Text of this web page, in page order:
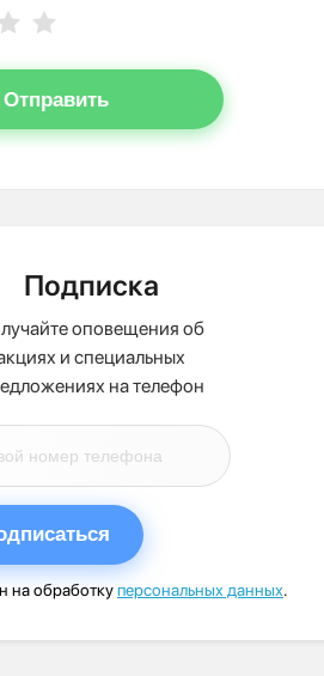
Отправить
Подписка
оповещения об
и специальных
на телефон
на обработкуперсональных данных.